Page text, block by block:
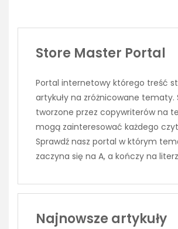
Store Master Portal
Portal internetowy którego treść
artykuły na zróżnicowane tematy.
tworzone przez copywriterów na
mogą zainteresować każdego
Sprawdź nasz portal w którym
zaczyna się na A, a kończy na
Najnowsze artykuły